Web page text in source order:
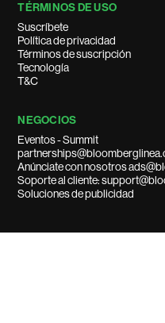
TÉRMINOS DE USO
Suscríbete
Política de privacidad
Términos de suscripción
Tecnología
T&C
NEGOCIOS
Eventos - Summit
Anúnciate con nosotros
Soporte al cliente:
Soluciones de publicidad